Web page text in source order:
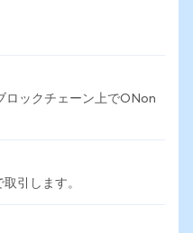
ロックチェーン上でONon
引します。